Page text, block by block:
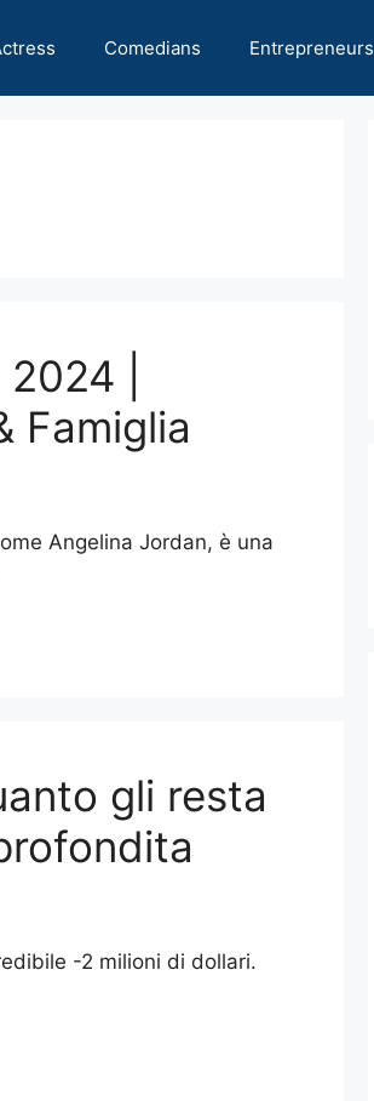
Comedians Entrepreneurs
|
Famiglia
Angelina Jordan, è una
gli resta
-2 milioni di dollari.